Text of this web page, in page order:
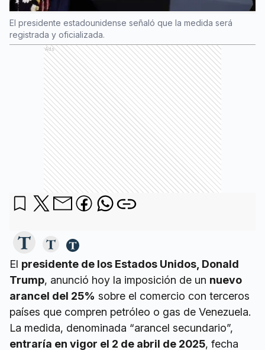
El presidente estadounidense señaló que la medida será
registrada y oficializada.
Ads
El presidente de los Estados Unidos, Donald
Trump, anunció hoy la imposición de un nuevo
arancel del 25% sobre el comercio con terceros
países que compren petróleo o gas de Venezuela.
La medida, denominada “arancel secundario”,
entraría en vigor el 2 de abril de 2025, fecha